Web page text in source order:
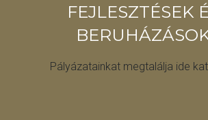
FEJLESZTÉSEK
Pályázatainkat megtalálja ide